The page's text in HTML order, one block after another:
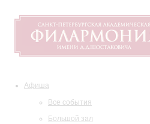
Афиша
Все события
Большой зал